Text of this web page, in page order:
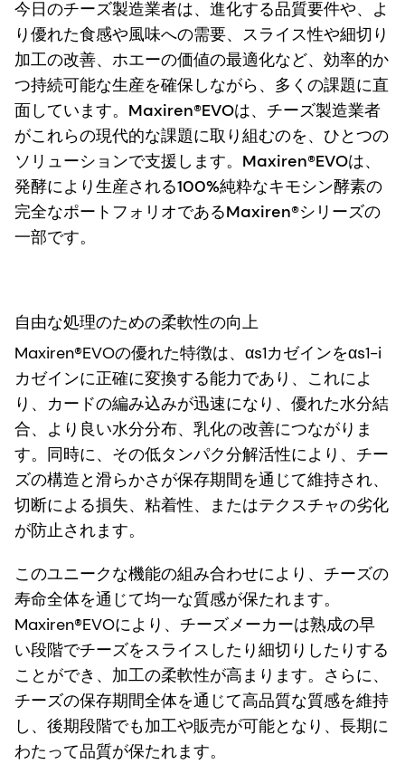
今日のチーズ製造業者は、進化する品質要件や、よ
り優れた食感や風味への需要、スライス性や細切り
加工の改善、ホエーの価値の最適化など、効率的か
つ持続可能な生産を確保しながら、多くの課題に直
面しています。Maxiren®EVOは、チーズ製造業者
がこれらの現代的な課題に取り組むのを、ひとつの
ソリューションで支援します。Maxiren®EVOは、
発酵により生産される100%純粋なキモシン酵素の
完全なポートフォリオであるMaxiren®シリーズの
一部です。
自由な処理のための柔軟性の向上
Maxiren®EVOの優れた特徴は、αs1カゼインをαs1-i
カゼインに正確に変換する能力であり、これによ
り、カードの編み込みが迅速になり、優れた水分結
合、より良い水分分布、乳化の改善につながりま
す。同時に、その低タンパク分解活性により、チー
ズの構造と滑らかさが保存期間を通じて維持され、
切断による損失、粘着性、またはテクスチャの劣化
が防止されます。
このユニークな機能の組み合わせにより、チーズの
寿命全体を通じて均一な質感が保たれます。
Maxiren®EVOにより、チーズメーカーは熟成の早
い段階でチーズをスライスしたり細切りしたりする
ことができ、加工の柔軟性が高まります。さらに、
チーズの保存期間全体を通じて高品質な質感を維持
し、後期段階でも加工や販売が可能となり、長期に
わたって品質が保たれます。